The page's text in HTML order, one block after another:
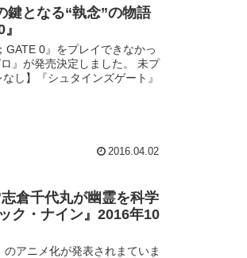
鍵となる“執念”の物語
GATE 0』をプレイできなかっ
』が発売決定しました。 未プ
し】『シュタインズゲート』
2016.04.02
倉千代丸が幽霊を科学
ク・ナイン』2016年10
アニメ化が発表されまていま